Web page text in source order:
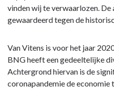
vinden wij te verwaarlozen. De
gewaardeerd tegen de
Van Vitens is voor het jaar
BNG heeft een gedeeltelijke
Achtergrond hiervan is de
coronapandemie de